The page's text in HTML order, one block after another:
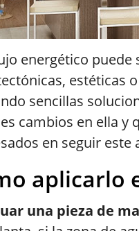
energético
estéticas
sencillas
cambios en ella y
en seguir este
aplicarlo
una pieza de